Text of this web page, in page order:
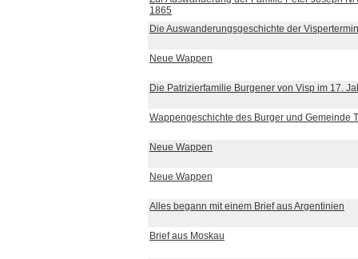
1865
Die Auswanderungsgeschichte der
Neue Wappen
Die Patrizierfamilie Burgener von Visp im 17.
Wappengeschichte des Burger und Gemeinde
Neue Wappen
Neue Wappen
Alles begann mit einem Brief aus Argentinien
Brief aus Moskau